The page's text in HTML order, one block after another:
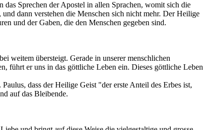
Sprechen der Apostel in allen Sprachen, womit sich die
dann verstehen die Menschen sich nicht mehr. Der Heilige
und der Gaben, die den Menschen gegeben sind.
weitem übersteigt. Gerade in unserer menschlichen
führt er uns in das göttliche Leben ein. Dieses göttliche Leben
dass der Heilige Geist "der erste Anteil des Erbes ist,
auf das Bleibende.